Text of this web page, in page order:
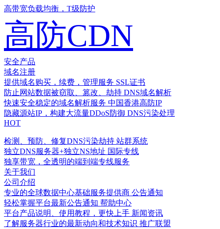
高带宽负载均衡，T级防护
高防CDN
安全产品
域名注册
提供域名购买，续费，管理服务 SSL证书
防止网站数据被窃取、篡改、劫持 DNS域名解析
快速安全稳定的域名解析服务 中国香港高防IP
隐藏源站IP，构建大流量DDoS防御 DNS污染处理
HOT
检测、预防、修复DNS污染劫持 站群系统
独立DNS服务器+独立NS地址 国际专线
独享带宽，全透明的端到端专线服务
关于我们
公司介绍
专业的全球数据中心基础服务提供商 公告通知
轻松掌握平台最新公告通知 帮助中心
平台产品说明、使用教程，更快上手 新闻资讯
了解服务器行业的最新动向和技术知识 推广联盟